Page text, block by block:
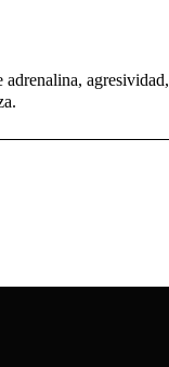
adrenalina, agresividad,